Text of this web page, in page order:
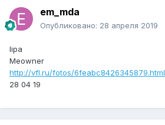
em_mda
Опубликовано: 28 апреля 2019
lipa
Meowner
http://vfl.ru/fotos/6feabc8426345879.html
28 04 19